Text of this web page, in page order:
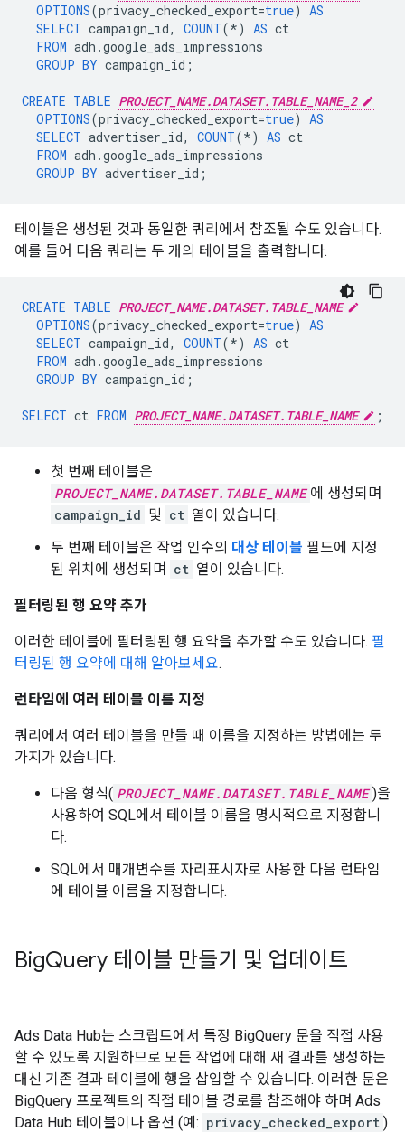
OPTIONS(privacy_checked_export=true) AS
SELECT campaign_id, COUNT(*) AS ct
FROM adh .google_ads_impressions
GROUP BY campaign_id ;
CREATE TABLE PROJECT_NAME.DATASET.TABLE_NAME_2
OPTIONS(privacy_checked_export=true) AS
SELECT advertiser_id, COUNT(*) AS ct
FROM adh .google_ads_impressions
GROUP BY advertiser_id ;
테이블은 생성된 것과 동일한 쿼리에서 참조될 수도 있습니다.
예를 들어 다음 쿼리는 두 개의 테이블을 출력합니다.
CREATE TABLE PROJECT_NAME.DATASET.TABLE_NAME
OPTIONS(privacy_checked_export=true) AS
SELECT campaign_id, COUNT(*) AS ct
FROM adh .google_ads_impressions
GROUP BY campaign_id ;
SELECT ct FROM PROJECT_NAME.DATASET.TABLE_NAME ;
첫 번째 테이블은
PROJECT_NAME.DATASET.TABLE_NAME 에 생성되며
campaign_id 및 ct 열이 있습니다.
두 번째 테이블은 작업 인수의 대상 테이블 필드에 지정
된 위치에 생성되며
ct 열이 있습니다.
필터링된 행 요약 추가
이러한 테이블에 필터링된 행 요약을 추가할 수도 있습니다. 필
터링된 행 요약에 대해 알아보세요.
런타임에 여러 테이블 이름 지정
쿼리에서 여러 테이블을 만들 때 이름을 지정하는 방법에는 두
가지가 있습니다.
다음 형식( PROJECT_NAME.DATASET.TABLE_NAME )을
사용하여 SQL에서 테이블 이름을 명시적으로 지정합니
다.
SQL에서 매개변수를 자리표시자로 사용한 다음 런타임
에 테이블 이름을 지정합니다.
BigQuery 테이블 만들기 및 업데이트
Ads Data Hub는 스크립트에서 특정 BigQuery 문을 직접 사용
할 수 있도록 지원하므로 모든 작업에 대해 새 결과를 생성하는
대신 기존 결과 테이블에 행을 삽입할 수 있습니다. 이러한 문은
BigQuery 프로젝트의 직접 테이블 경로를 참조해야 하며 Ads
Data Hub 테이블이나 옵션 (예: privacy_checked_export )